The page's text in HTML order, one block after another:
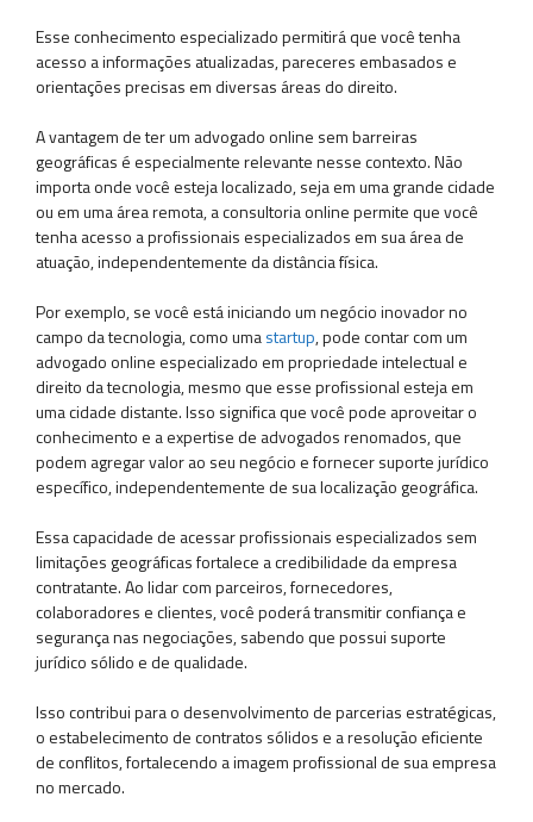
Esse conhecimento especializado permitirá que você tenha
acesso a informações atualizadas, pareceres embasados e
orientações precisas em diversas áreas do direito.
A vantagem de ter um advogado online sem barreiras
geográficas é especialmente relevante nesse contexto. Não
importa onde você esteja localizado, seja em uma grande cidade
ou em uma área remota, a consultoria online permite que você
tenha acesso a profissionais especializados em sua área de
atuação, independentemente da distância física.
Por exemplo, se você está iniciando um negócio inovador no
campo da tecnologia, como umastartup, pode contar com um
advogado online especializado em propriedade intelectual e
direito da tecnologia, mesmo que esse profissional esteja em
uma cidade distante. Isso significa que você pode aproveitar o
conhecimento e a expertise de advogados renomados, que
podem agregar valor ao seu negócio e fornecer suporte jurídico
específico, independentemente de sua localização geográfica.
Essa capacidade de acessar profissionais especializados sem
limitações geográficas fortalece a credibilidade da empresa
contratante. Ao lidar com parceiros, fornecedores,
colaboradores e clientes, você poderá transmitir confiança e
segurança nas negociações, sabendo que possui suporte
jurídico sólido e de qualidade.
Isso contribui para o desenvolvimento de parcerias estratégicas,
o estabelecimento de contratos sólidos e a resolução eficiente
de conflitos, fortalecendo a imagem profissional de sua empresa
no mercado.